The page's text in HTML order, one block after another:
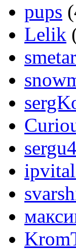
pups
Lelik
smetar